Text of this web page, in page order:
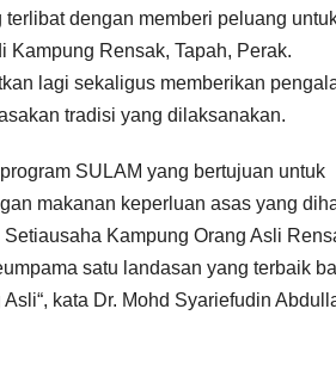
dengan memberi peluang
Rensak, Tapah, Perak.
lagi sekaligus memberikan
tradisi yang dilaksanakan.
SULAM yang bertujuan untuk
makanan keperluan asas yang
Kampung Orang Asli
satu landasan yang terbaik
kata Dr. Mohd Syariefudin